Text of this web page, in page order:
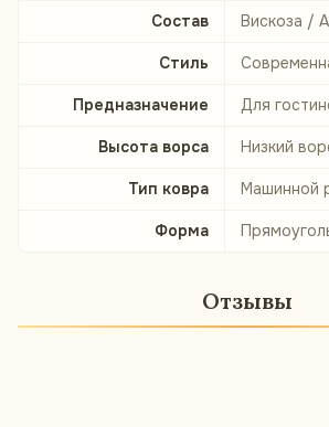
Состав Вискоза /
Стиль
Предназначение Для
Высота ворса Низкий
Тип ковра Машинной
Форма
Отзывы